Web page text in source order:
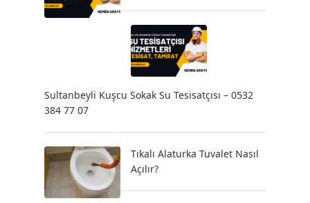
Sultanbeyli Kuşcu Sokak Su Tesisatçısı – 0532
384 77 07
Tıkalı Alaturka Tuvalet Nasıl
Açılır?